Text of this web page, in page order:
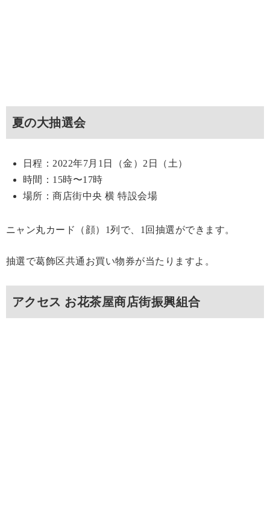
夏の大抽選会
日程：2022年7月1日（金）2日（土）
時間：15時〜17時
場所：商店街中央 横 特設会場
ニャン丸カード（顔）1列で、1回抽選ができます。
抽選で葛飾区共通お買い物券が当たりますよ。
アクセス お花茶屋商店街振興組合